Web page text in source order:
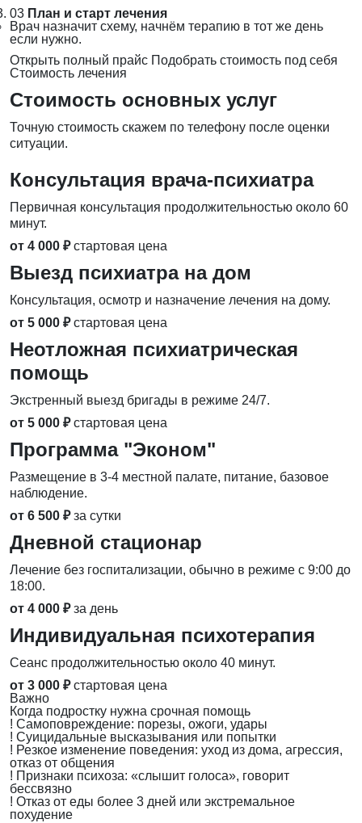
03 План и старт лечения
Врач назначит схему, начнём терапию в тот же день
если нужно.
Открыть полный прайс Подобрать стоимость под себя
Стоимость лечения
Стоимость основных услуг
Точную стоимость скажем по телефону после оценки
ситуации.
Консультация врача-психиатра
Первичная консультация продолжительностью около 60
минут.
от 4 000 ₽ стартовая цена
Выезд психиатра на дом
Консультация, осмотр и назначение лечения на дому.
от 5 000 ₽ стартовая цена
Неотложная психиатрическая
помощь
Экстренный выезд бригады в режиме 24/7.
от 5 000 ₽ стартовая цена
Программа "Эконом"
Размещение в 3-4 местной палате, питание, базовое
наблюдение.
от 6 500 ₽ за сутки
Дневной стационар
Лечение без госпитализации, обычно в режиме с 9:00 до
18:00.
от 4 000 ₽ за день
Индивидуальная психотерапия
Сеанс продолжительностью около 40 минут.
от 3 000 ₽ стартовая цена
Важно
Когда подростку нужна срочная помощь
! Самоповреждение: порезы, ожоги, удары
! Суицидальные высказывания или попытки
! Резкое изменение поведения: уход из дома, агрессия,
отказ от общения
! Признаки психоза: «слышит голоса», говорит
бессвязно
! Отказ от еды более 3 дней или экстремальное
похудение